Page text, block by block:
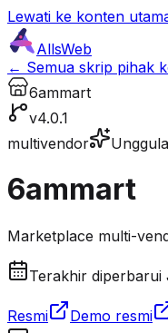
Lewati ke konten
AllsWeb
← Semua skrip pihak
6ammart
v4.0.1
multivendor
6ammart
Marketplace multi-
Terakhir diperbarui
Resmi Demo resmi